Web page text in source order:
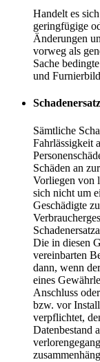
Handelt es
geringfügige
Änderungen
vorweg als
Sache
und
Schadenersatz
Sämtliche
Fahrlässigkeit
Schäden an
Vorliegen von
sich nicht um
Geschädigte
Die in diesen
vereinbarten
dann, wenn
eines
Anschluss
bzw. vor
verpflichtet,
Datenbestand